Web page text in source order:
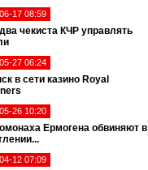
17 08:59
чекиста КЧР управлять
27 06:24
в сети казино Royal
26 10:20
Ермогена обвиняют в
12 07:09